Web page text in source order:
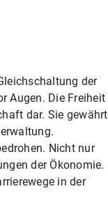
der
Augen. Die Freiheit
dar. Sie gewährt
Nicht nur
der Ökonomie.
in der